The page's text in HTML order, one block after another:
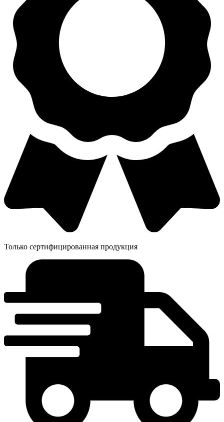
Только сертифицированная продукция